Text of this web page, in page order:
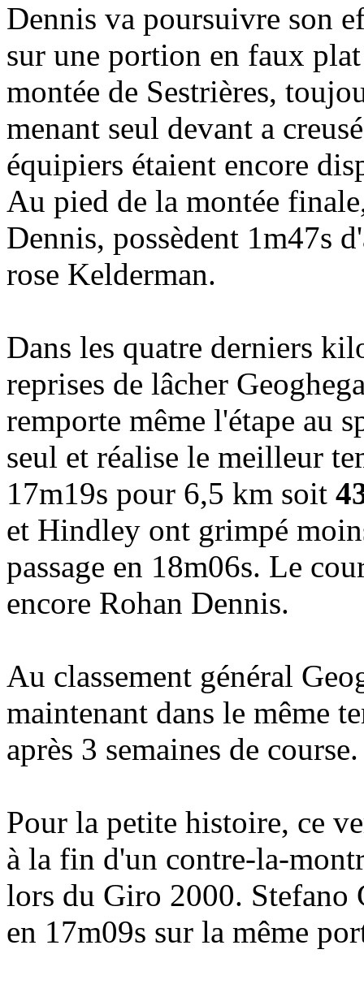
Dennis va poursuivre son
sur une portion en faux
montée de Sestrières,
menant seul devant a
équipiers étaient encore
Au pied de la montée
Dennis, possèdent 1m47s
rose Kelderman.
Dans les quatre derniers
reprises de lâcher
remporte même l'étape au
seul et réalise le meilleur
17m19s pour 6,5 km soit
et Hindley ont grimpé
passage en 18m06s. Le
encore Rohan Dennis.
Au classement général
maintenant dans le même
après 3 semaines de course.
Pour la petite histoire, ce
à la fin d'un contre-la-
lors du Giro 2000. Stefano
en 17m09s sur la même